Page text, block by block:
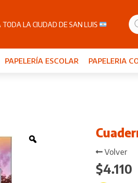
de
TODA LA CIUDAD DE SAN LUIS
PAPELERÍA ESCOLAR PAPELERIA
Volver
$4.110